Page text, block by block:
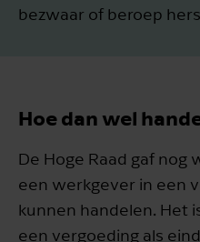
bezwaar of beroep
Hoe dan wel
De Hoge Raad gaf nog
een werkgever in een
kunnen handelen. Het
een vergoeding als